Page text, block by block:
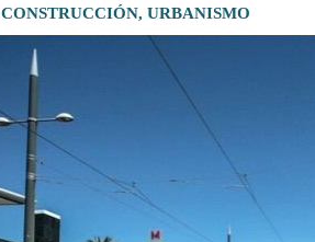
CONSTRUCCIÓN, URBANISMO